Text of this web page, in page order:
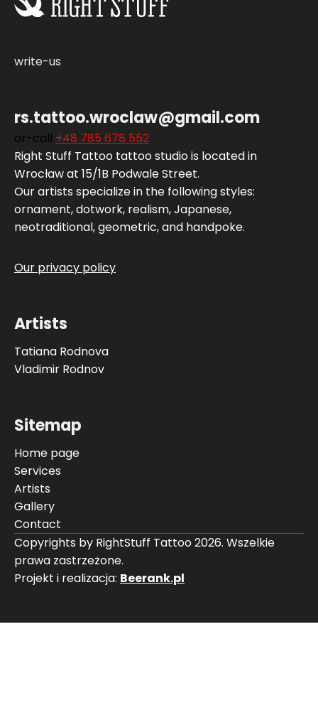
write-us
rs.tattoo.wroclaw@gmail.com
or-call +48 785 678 552‬
Right Stuff Tattoo tattoo studio is located in
Wrocław at 15/1B Podwale Street.
Our artists specialize in the following styles:
ornament, dotwork, realism, Japanese,
neotraditional, geometric, and handpoke.
Our privacy policy
Artists
Tatiana Rodnova
Vladimir Rodnov
Sitemap
Home page
Services
Artists
Gallery
Contact
Copyrights by RightStuff Tattoo 2026. Wszelkie
prawa zastrzeżone.
Projekt i realizacja: Beerank.pl